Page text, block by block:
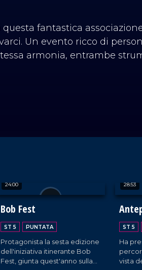
fantastica
Un evento ricco di
armonia, entrambe
24:00
Bob Fest
ST 5 PUNTATA
Protagonista la sesta edizione
dell'iniziativa itinerante Bob
Fest, giunta quest'anno sulla
28:53
ST 5
Ha
vista